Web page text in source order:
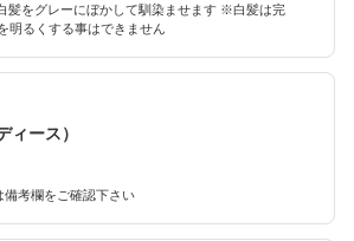
髪をグレーにぼかして馴染ませます ※白髪は完
明るくする事はできません
ィース）
考欄をご確認下さい